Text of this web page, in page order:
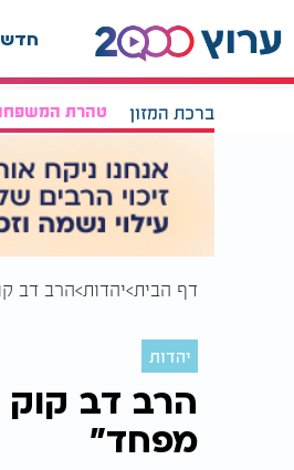
ברכת המזון טהרת
דף הבית יהדות הרב דב
יהדות
הרב דב קוק
מפחד"